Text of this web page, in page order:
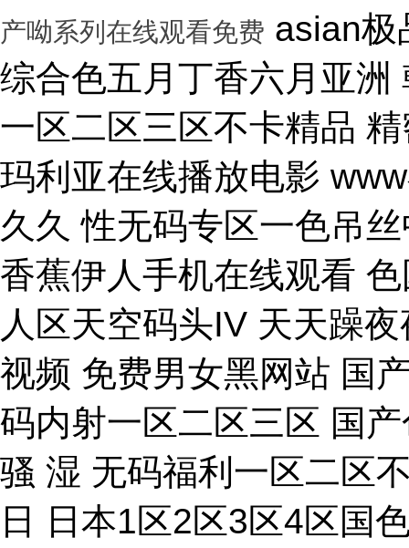
产呦系列在线观看免费 asian极品呦女xx 黑人尻亚洲女人 激情综合色五月丁香六月亚洲 韩国激情电影华丽的外出 国产一区二区三区不卡精品 精密机械一区二区三区天堂 小泽玛利亚在线播放电影 www在线一区 国产v综合v亚洲欧美久久 性无码专区一色吊丝中文字幕 朝鲜美女黑毛bbw 大香蕉伊人手机在线观看 色国产在线视频一区二区 亚洲无人区天空码头IV 天天躁夜夜躁狠狠躁99 15min摘花出血视频 免费男女黑网站 国产综合精品久久99之一 蜜桃臀无码内射一区二区三区 国产色情18一20岁片a片 正在播放骚 湿 无码福利一区二区不卡片 人人妻人人澡人人爽精品日 日本1区2区3区4区国色 口国产成人高清在线播放 精品一区二区三区在线观看 影音先锋aⅤ无码资源网 男生使劲操女生喷水视频 久久91久久久久久久久 欧美乱妇高清无乱码免费 人与兽黄色视频 免费男人日女人 高潮来了 用力黄片入口 久久精品国产亚洲成人av 中国鸡巴插屄屄 国产精品视频一区啪啪啪 国产精品成人无码视频 亚洲一区二区三区电影在线 亚洲成人无码77777 日韩一中文字幕在线视频 大鸡吧逼逼碰撞 美女被干777 全彩无码里番本子库 国产成人无码a区视频在线观看 玩弄放荡人妻一区二区三 黑丝美女自慰被大鸡巴操 日韩精品一区 久久亚洲av不卡一区二区 操你骚逼www 理论片午午伦夜理片久久 中文字幕无码亚洲a人片 美女操大黑鸡巴 老色鬼久久亚洲av按摩 欧美美女人体艺术 逼逼逼逼啊啊嗯嗯啊视频 69成人免费视频无码专区 免费又爽又大又高潮视频 欧美日韩一二三区在线视频 亚洲精品中文字幕第十页 青青操在线观看国产视频 色婷婷亚洲十月十月色天 啊啊啊湿了视频在线观看 三十路四十路五十路熟女 国产一区二区在线观看天堂 女人张开腿让男人桶视频 bibi av 日本69视频在线免费观看 无码人妻一区二区三区一 在线观看激情av一区二区 日日天天日天天谢天天日 国产迷晕三个美女的网站 一本到在线观看免费收看 国产亚洲无遮挡美女视频 日本网站在线观看一区二区 肏 少 妇 屄 在 线 丝袜制服shemale 美女裸体爆乳张开腿喷水 免费看成人午夜福利专区 gv在线无码男男gay 国产重口老太和变态小伙 随时都能干的校园运动会 VIP可见久久伊人婷婷 国产一级毛片一区二区视频 国产精品久久99简爱亚洲 吧吧吧影院伦理片在线观看 国产精品一二三四区视频 日韩区一区二在线观看视频 黄色片《男人操女人逼》 大香蕉久久日韩91蜜桃 30年驾龄老司机告诉你 91亚洲国产成人精品看片 把屌插进女人的逼里视频 大香蕉porn在线视频 成人性生交大片免费看96 最新亚洲人成无码网www电影 男生机桶女生小穴的视频 久久综合给合久久狠狠狠 国产呦系列一区二区三区 国产特级看欧美日韩中文 欧美大肉棒抽插骚逼视频 国产又色又爽无遮挡免费 男人天堂久久久一区二区 日本人与黑人牲交交免费 亚洲大片免费资源网站片 国产精品原创巨av 性感美女被操逼 美女污骚逼喷水白虎白浆 久久久久亚洲日本欧美视频 天天摸夜夜摸夜夜狠狠添 五险交满15能领多少钱 国产一卡二卡三卡四卡兔 国产综合23p 中国东北老熟妇做爰网视频 一级国产片在线观看免费 欧美黑人欧美精品刺激 激情综合色综合啪啪开心 群交视频大鸡巴 国产三级精品三级男人的天堂 么公在果树林征服了小雪 解开奶罩吸奶头高潮AV 丰满多毛的少妇 国产精品亚洲一区二区久久 黑人和中国熟女啪啪视频 香蕉视频成人网在线观看 荷兰小妓女高潮βbbw 日韩一区二区经典在线视频 学长让我夹震蛋自慰给他看 WWW亚洲精品久久久乳 免费看点www逼里逼里 手机亚洲第一页 夫妻性生活黄色一级大片 久久综合九色 免费看欧美日韩特级黄片 美女高潮久久免费观看国产 又粗又大又硬毛片免费看 欧美日韩成人大片p内射 草莓视频成视频在线观看 无码专区 人妻系列 在线 日本不卡一区二区三区四区 三级片在线观看国产三级 办公室国产a国产片免费 久久无码!视频 国产成年无码aⅤ片在线 大鸡巴插美女小穴动态图 国产亚洲aaa在线观看 一级二级三一片内射视频 在线观看欧美视频一区二区 被玩环了外高冷老师动漫 动漫男女操鸡巴射精网站 啊啊啊啊大鸡巴操我视频 婷婷综合久久中文字幕蜜桃三电影 色婷五月综激情亚洲综合 久久精品国产自清天天线 日本免费播放一区二区视频 丰满多毛的少妇 舔骚妇淫穴网站 最好看免费观看高清大全 99国产欧美另类久久片 人体艺术在线观看 成在人线视频男人的天堂 国产成人视a片品免费 东京热无码av一区二区 一道本中文字幕在线观看 嗯～好爽射进去强奸啊～ 真人作爱试看120分钟 在线观看国产三级片视频 国产极品高颜值美女到高潮 国产精品高清国产三级av 久久久无码专区中文字幕 推特网红91露出樱桃味 日本不卡码一区二区三区 小骚逼啪啪视频 男男无专砖码高清在线观看 亚洲精